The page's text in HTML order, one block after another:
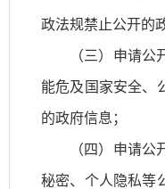
政法规禁止公开的
（三）申请
能危及国家安全、
的政府信息；
（四）申请
秘密、个人隐私等